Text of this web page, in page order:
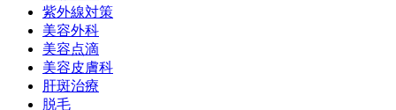
紫外線対策
美容外科
美容点滴
美容皮膚科
肝斑治療
脱毛